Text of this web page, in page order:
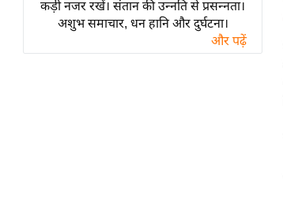
राशिफल
विशेष
विश्लेषण
कड़ी नजर रखें। संतान की उन्नति से प्रसन्नता।
अशुभ समाचार, धन हानि और दुर्घटना।
और पढ़ें